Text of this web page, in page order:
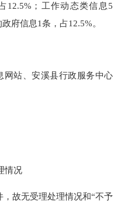
12.5%；工作动态类信息5
府信息1条，占12.5%。
网站、安溪县行政服务中心
情况
故无受理处理情况和“不予